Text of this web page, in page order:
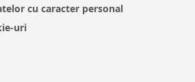
cu caracter personal
uri